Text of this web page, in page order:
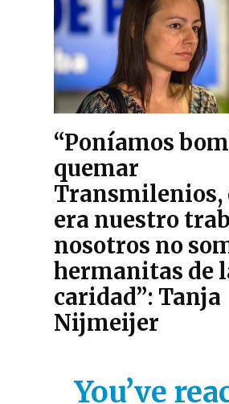
“Poníamos
quemar
Transmilenios,
era nuestro
nosotros no
hermanitas de
caridad”: Tanja
Nijmeijer
You’ve